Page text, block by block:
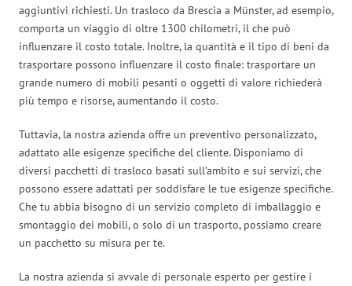
aggiuntivi richiesti. Un trasloco da Brescia a Münster, ad esempio,
comporta un viaggio di oltre 1300 chilometri, il che può
influenzare il costo totale. Inoltre, la quantità e il tipo di beni da
trasportare possono influenzare il costo finale: trasportare un
grande numero di mobili pesanti o oggetti di valore richiederà
più tempo e risorse, aumentando il costo.
Tuttavia, la nostra azienda offre un preventivo personalizzato,
adattato alle esigenze specifiche del cliente. Disponiamo di
diversi pacchetti di trasloco basati sull’ambito e sui servizi, che
possono essere adattati per soddisfare le tue esigenze specifiche.
Che tu abbia bisogno di un servizio completo di imballaggio e
smontaggio dei mobili, o solo di un trasporto, possiamo creare
un pacchetto su misura per te.
La nostra azienda si avvale di personale esperto per gestire i